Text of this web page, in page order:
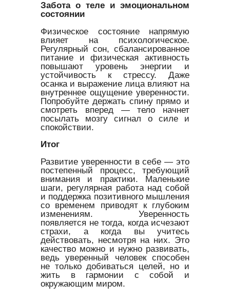
Забота о теле и эмоциональном
состоянии
Физическое состояние напрямую
влияет на психологическое.
Регулярный сон, сбалансированное
питание и физическая активность
повышают уровень энергии и
устойчивость к стрессу. Даже
осанка и выражение лица влияют на
внутреннее ощущение уверенности.
Попробуйте держать спину прямо и
смотреть вперед — тело начнет
посылать мозгу сигнал о силе и
спокойствии.
Итог
Развитие уверенности в себе — это
постепенный процесс, требующий
внимания и практики. Маленькие
шаги, регулярная работа над собой
и поддержка позитивного мышления
со временем приводят к глубоким
изменениям. Уверенность
появляется не тогда, когда исчезают
страхи, а когда вы учитесь
действовать, несмотря на них. Это
качество можно и нужно развивать,
ведь уверенный человек способен
не только добиваться целей, но и
жить в гармонии с собой и
окружающим миром.